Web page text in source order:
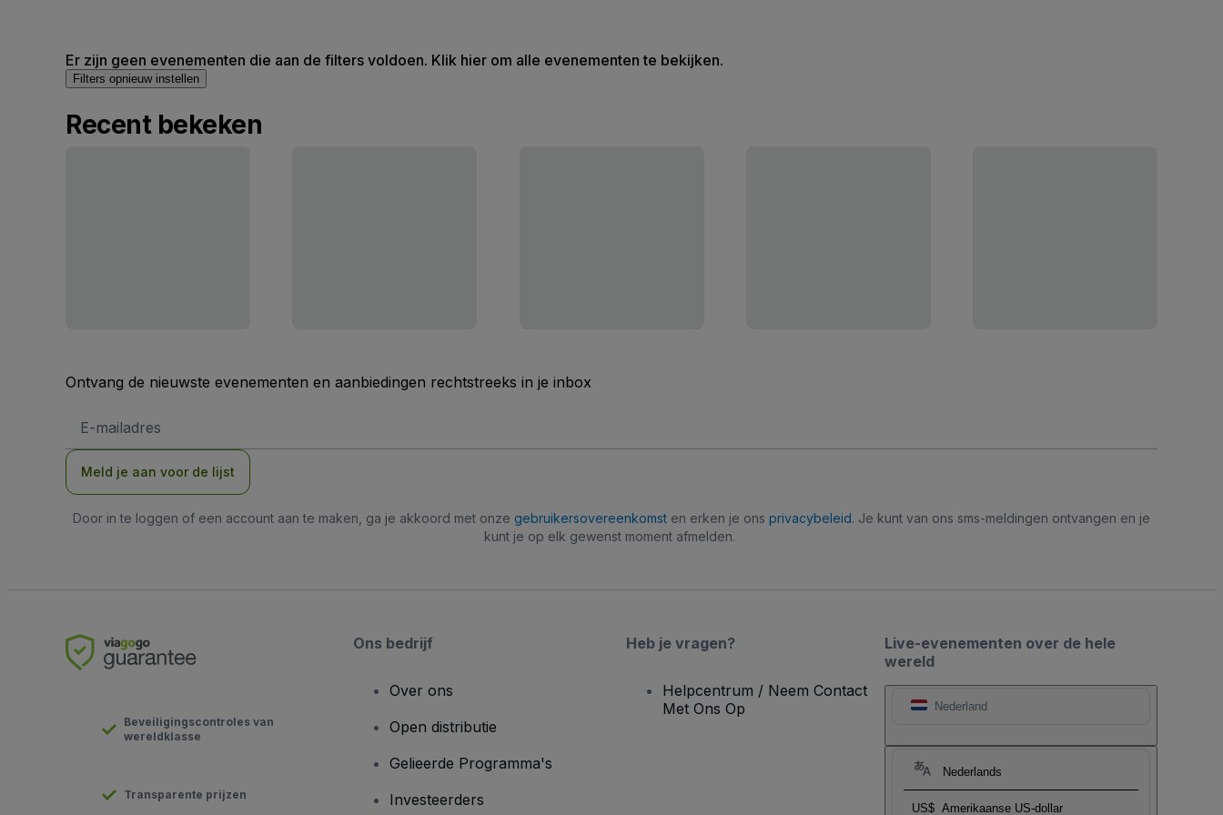
Er zijn geen evenementen die aan de filters voldoen. Klik hier om alle evenementen te bekijken.
Filters opnieuw instellen
Recent bekeken
Ontvang de nieuwste evenementen en aanbiedingen rechtstreeks in je inbox
mailadres
Meld je aan voor de lijst
Door in te loggen of een account aan te maken, ga je akkoord met onze gebruikersovereenkomst en erken je ons privacybeleid. Je kunt van ons sms-meldingen ontvangen en je
kunt je op elk gewenst moment afmelden.
Live-evenementen over de hele
wereld
Nederland
Nederlands
US$ Amerikaanse US-dollar
Beveiligingscontroles van
wereldklasse
Transparente prijzen
Ons bedrijf
Over ons
Open distributie
Gelieerde Programma's
Investeerders
Heb je vragen?
Helpcentrum / Neem Contact
Met Ons Op